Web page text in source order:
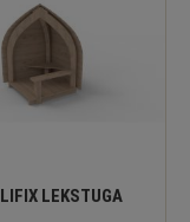
LEKSTUGA